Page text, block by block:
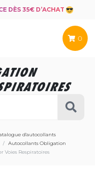
DÈS 35€ D’ACHAT
0
d'autocollants
Autocollants Obligation
Voies Respiratoires